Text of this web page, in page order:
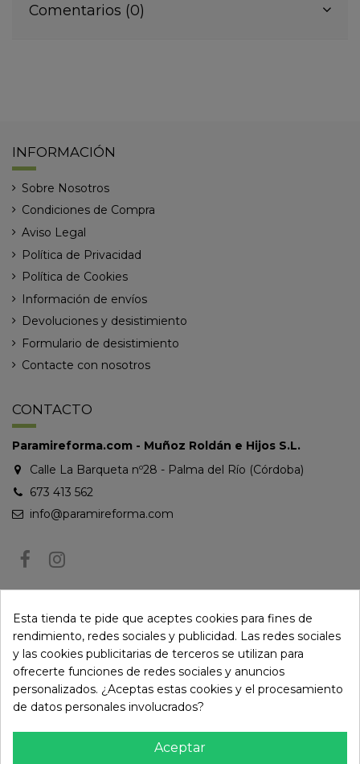
Comentarios (0)
INFORMACIÓN
Sobre Nosotros
Condiciones de Compra
Aviso Legal
Política de Privacidad
Política de Cookies
Información de envíos
Devoluciones y desistimiento
Formulario de desistimiento
Contacte con nosotros
CONTACTO
Paramireforma.com - Muñoz Roldán e Hijos S.L.
Calle La Barqueta nº28 - Palma del Río (Córdoba)
673 413 562
info@paramireforma.com
Puede darse de baja en cualquier momento. Para ello, consulte nuestra
información de contacto en el aviso legal.
Esta tienda te pide que aceptes cookies para fines de
rendimiento, redes sociales y publicidad. Las redes sociales
y las cookies publicitarias de terceros se utilizan para
ofrecerte funciones de redes sociales y anuncios
personalizados. ¿Aceptas estas cookies y el procesamiento
de datos personales involucrados?
Aceptar